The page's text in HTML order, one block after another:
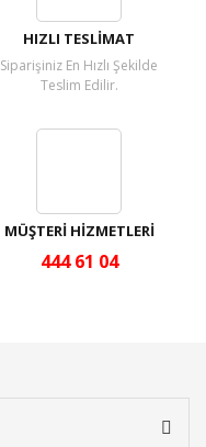
HIZLI TESLİMAT
Siparişiniz En Hızlı Şekilde
Teslim Edilir.
MÜŞTERİ HİZMETLERİ
444 61 04